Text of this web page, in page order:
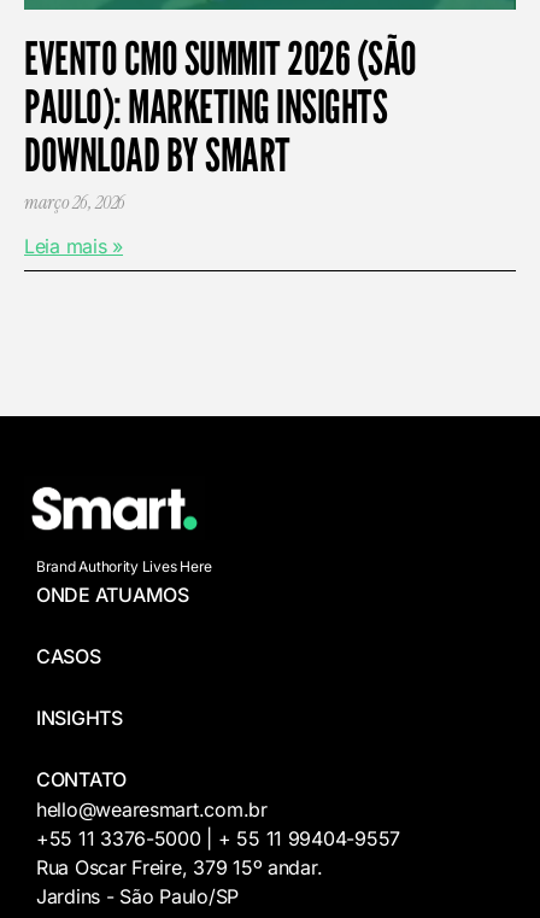
EVENTO CMO SUMMIT 2026 (SÃO
PAULO): MARKETING INSIGHTS
DOWNLOAD BY SMART
março 26, 2026
Leia mais »
Brand Authority Lives Here
ONDE ATUAMOS
CASOS
INSIGHTS
CONTATO
hello@wearesmart.com.br
+55 11 3376-5000 | + 55 11 99404-9557
Rua Oscar Freire, 379 15º andar.
Jardins - São Paulo/SP